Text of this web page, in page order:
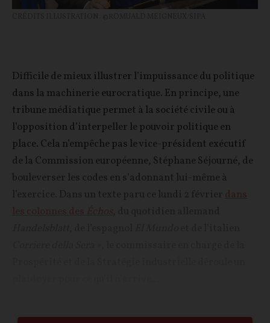
Difficile de mieux illustrer l’impuissance du politique
dans la machinerie eurocratique. En principe, une
tribune médiatique permet à la société civile ou à
l’opposition d’interpeller le pouvoir politique en
place. Cela n’empêche pas le vice-président exécutif
de la Commission européenne, Stéphane Séjourné, de
bouleverser les codes en s’adonnant lui-même à
dans